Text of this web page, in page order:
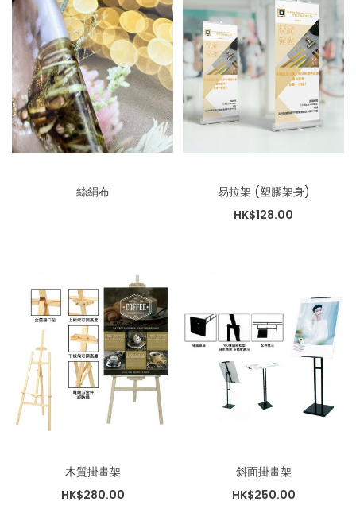
絲絹布
易拉架 (塑膠架身)
HK$128.00
木質掛畫架
HK$280.00
斜面掛畫架
HK$250.00